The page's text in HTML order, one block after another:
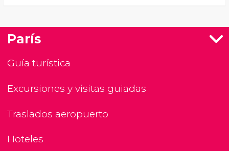
París
Guía turística
Excursiones y visitas guiadas
Traslados aeropuerto
Hoteles